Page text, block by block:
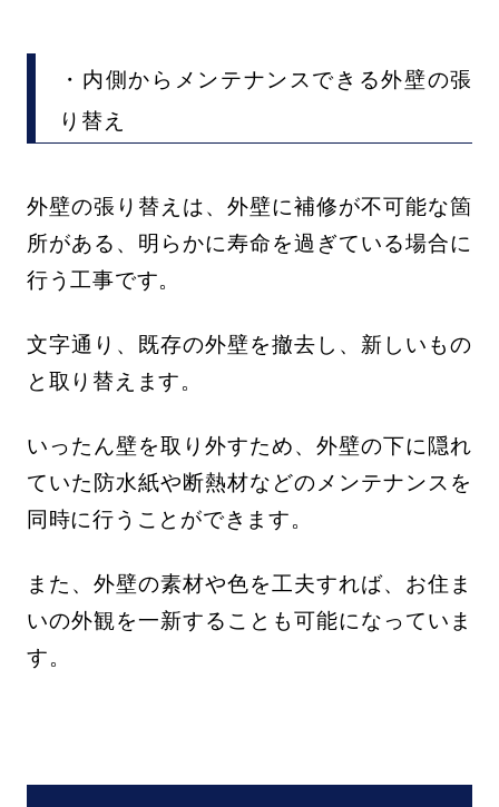
・内側からメンテナンスできる外壁の張
り替え
外壁の張り替えは、外壁に補修が不可能な箇
所がある、明らかに寿命を過ぎている場合に
行う工事です。
文字通り、既存の外壁を撤去し、新しいもの
と取り替えます。
いったん壁を取り外すため、外壁の下に隠れ
ていた防水紙や断熱材などのメンテナンスを
同時に行うことができます。
また、外壁の素材や色を工夫すれば、お住ま
いの外観を一新することも可能になっていま
す。